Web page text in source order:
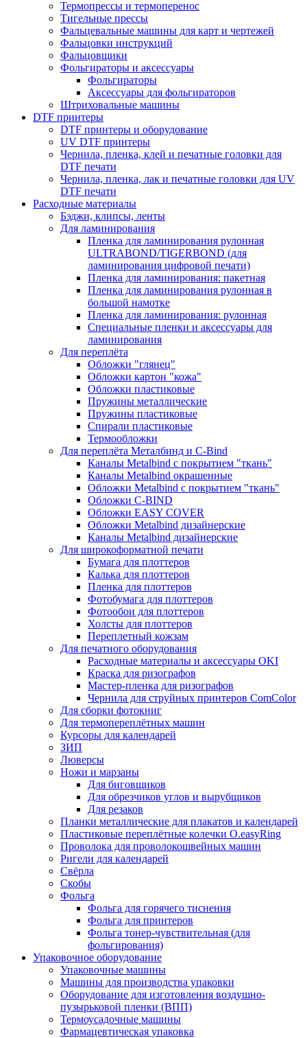
Термопрессы и термоперенос
Тигельные прессы
Фальцевальные машины для карт и чертежей
Фальцовки инструкций
Фальцовщики
Фольгираторы и аксессуары
Фольгираторы
Аксессуары для фольгираторов
Штриховальные машины
DTF принтеры
DTF принтеры и оборудование
UV DTF принтеры
Чернила, пленка, клей и печатные головки для
DTF печати
Чернила, пленка, лак и печатные головки для UV
DTF печати
Расходные материалы
Бэджи, клипсы, ленты
Для ламинирования
Пленка для ламинирования рулонная
ULTRABOND/TIGERBOND (для
ламинирования цифровой печати)
Пленка для ламинирования: пакетная
Пленка для ламинирования рулонная в
большой намотке
Пленка для ламинирования: рулонная
Специальные пленки и аксессуары для
ламинирования
Для переплёта
Обложки "глянец"
Обложки картон "кожа"
Обложки пластиковые
Пружины металлические
Пружины пластиковые
Спирали пластиковые
Термообложки
Для переплёта Металбинд и C-Bind
Каналы Metalbind с покрытием "ткань"
Каналы Metalbind окрашенные
Обложки Metalbind с покрытием "ткань"
Обложки C-BIND
Обложки EASY COVER
Обложки Metalbind дизайнерские
Каналы Metalbind дизайнерские
Для широкоформатной печати
Бумага для плоттеров
Калька для плоттеров
Пленка для плоттеров
Фотобумага для плоттеров
Фотообои для плоттеров
Холсты для плоттеров
Переплетный кожзам
Для печатного оборудования
Расходные материалы и аксессуары OKI
Краска для ризографов
Мастер-пленка для ризографов
Чернила для струйных принтеров ComColor
Для сборки фотокниг
Для термопереплётных машин
Курсоры для календарей
ЗИП
Люверсы
Ножи и марзаны
Для биговщиков
Для обрезчиков углов и вырубщиков
Для резаков
Планки металлические для плакатов и календарей
Пластиковые переплётные колечки O.easyRing
Проволока для проволокошвейных машин
Ригели для календарей
Свёрла
Скобы
Фольга
Фольга для горячего тиснения
Фольга для принтеров
Фольга тонер-чувствительная (для
фольгирования)
Упаковочное оборудование
Упаковочные машины
Машины для производства упаковки
Оборудование для изготовления воздушно-
пузырьковой пленки (ВПП)
Термоусадочные машины
Фармацевтическая упаковка